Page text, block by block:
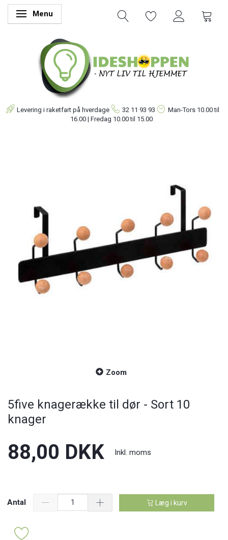
Skifte navigation
Menu
Levering i raketfart på hverdage 32 11 93 93 Man-Tors 10.00 til
16.00 | Fredag 10.00 til 15.00
Zoom
5five knagerække til dør - Sort 10
knager
88,00 DKK Inkl. moms
Antal Læg i kurv